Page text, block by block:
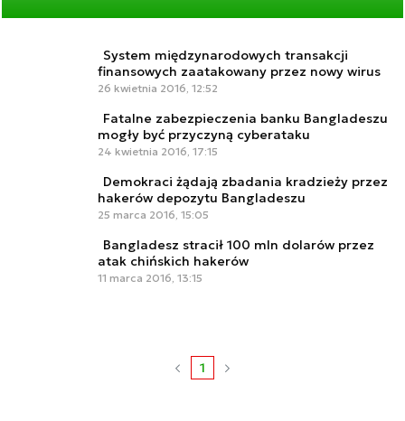
System międzynarodowych transakcji
finansowych zaatakowany przez nowy wirus
26 kwietnia 2016, 12:52
Fatalne zabezpieczenia banku Bangladeszu
mogły być przyczyną cyberataku
24 kwietnia 2016, 17:15
Demokraci żądają zbadania kradzieży przez
hakerów depozytu Bangladeszu
25 marca 2016, 15:05
Bangladesz stracił 100 mln dolarów przez
atak chińskich hakerów
11 marca 2016, 13:15
1